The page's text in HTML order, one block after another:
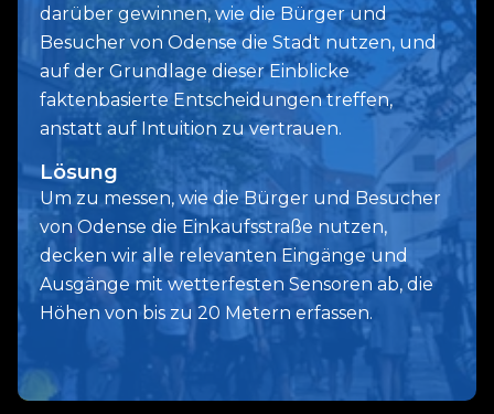
darüber gewinnen, wie die Bürger und
Besucher von Odense die Stadt nutzen, und
auf der Grundlage dieser Einblicke
faktenbasierte Entscheidungen treffen,
anstatt auf Intuition zu vertrauen.
Lösung
Um zu messen, wie die Bürger und Besucher
von Odense die Einkaufsstraße nutzen,
decken wir alle relevanten Eingänge und
Ausgänge mit wetterfesten Sensoren ab, die
Höhen von bis zu 20 Metern erfassen.